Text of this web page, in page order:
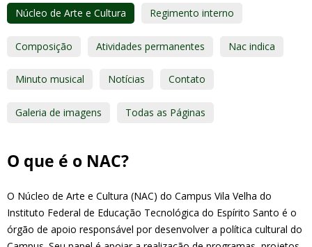
Núcleo de Arte e Cultura Regimento interno
Composição Atividades permanentes Nac indica
Minuto musical Notícias Contato
Galeria de imagens Todas as Páginas
O que é o NAC?
O Núcleo de Arte e Cultura (NAC) do Campus Vila Velha do
Instituto Federal de Educação Tecnológica do Espírito Santo é o
órgão de apoio responsável por desenvolver a política cultural do